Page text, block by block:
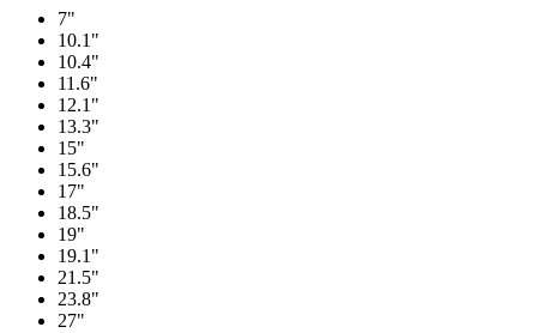
7"
10.1"
10.4"
11.6"
12.1"
13.3"
15"
15.6"
17"
18.5"
19"
19.1"
21.5"
23.8"
27"